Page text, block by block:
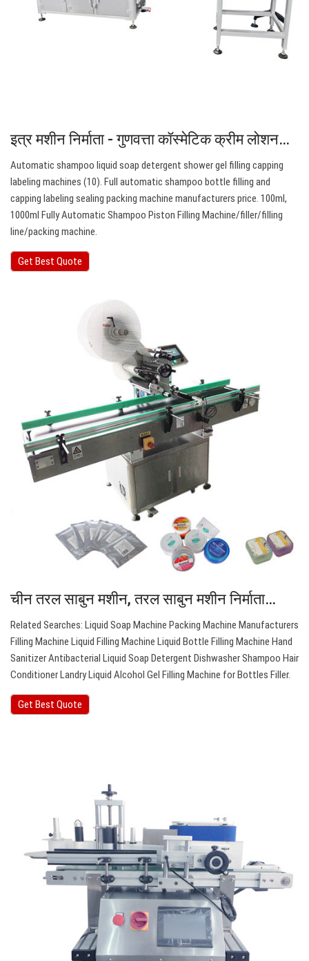
इत्र मशीन निर्माता - गुणवत्ता कॉस्मेटिक क्रीम लोशन…
Automatic shampoo liquid soap detergent shower gel filling capping
labeling machines (10). Full automatic shampoo bottle filling and
capping labeling sealing packing machine manufacturers price. 100ml,
1000ml Fully Automatic Shampoo Piston Filling Machine/filler/filling
line/packing machine.
Get Best Quote
चीन तरल साबुन मशीन, तरल साबुन मशीन निर्माता…
Related Searches: Liquid Soap Machine Packing Machine Manufacturers
Filling Machine Liquid Filling Machine Liquid Bottle Filling Machine Hand
Sanitizer Antibacterial Liquid Soap Detergent Dishwasher Shampoo Hair
Conditioner Landry Liquid Alcohol Gel Filling Machine for Bottles Filler.
Get Best Quote